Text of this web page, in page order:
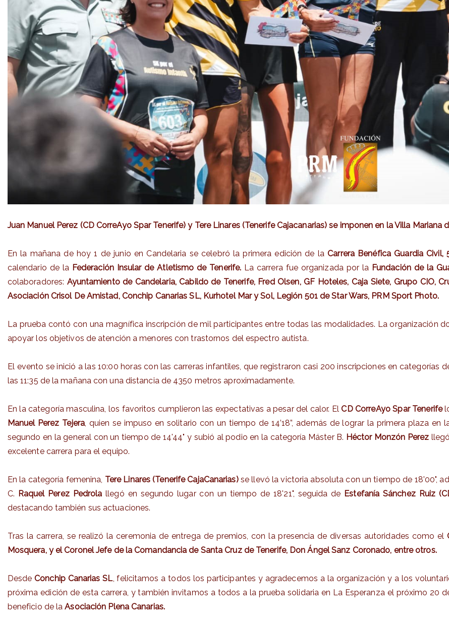
Juan Manuel Perez (CD CorreAyo Spar Tenerife) y Tere Linares (Tenerife Cajacanarias) se imponen en la Villa Mariana
En la mañana de hoy 1 de junio en Candelaria se celebró la primera edición de laCarrera Benéfica Guardia Civil,
calendario de la Federación Insular de Atletismo de Tenerife. La carrera fue organizada por la Fundación de la
colaboradores: Ayuntamiento de Candelaria, Cabildo de Tenerife, Fred Olsen, GF Hoteles, Caja Siete, Grupo CIO,
Asociación Crisol De Amistad, Conchip Canarias SL, Kurhotel Mar y Sol, Legión 501 de Star Wars, PRM Sport Photo.
La prueba contó con una magnífica inscripción de mil participantes entre todas las modalidades. La organización
apoyar los objetivos de atención a menores con trastornos del espectro autista.
El evento se inició a las 10:00 horas con las carreras infantiles, que registraron casi 200 inscripciones en categorías
las 11:35 de la mañana con una distancia de 4350 metros aproximadamente.
En la categoría masculina, los favoritos cumplieron las expectativas a pesar del calor. ElCD CorreAyo Spar Tenerife
Manuel Perez Tejera, quien se impuso en solitario con un tiempo de 14’18”, además de lograr la primera plaza en
segundo en la general con un tiempo de 14'44" y subió al podio en la categoría Máster B. Héctor Monzón Perez
excelente carrera para el equipo.
En la categoría femenina, Tere Linares (Tenerife CajaCanarias)se llevó la victoria absoluta con un tiempo de 18'00",
C. Raquel Perez Pedrola llegó en segundo lugar con un tiempo de 18'21", seguida de Estefanía Sánchez Ruiz
destacando también sus actuaciones.
Tras la carrera, se realizó la ceremonia de entrega de premios, con la presencia de diversas autoridades como el
Mosquera, y el Coronel Jefe de la Comandancia de Santa Cruz de Tenerife, Don Ángel Sanz Coronado, entre otros.
DesdeConchip Canarias SL, felicitamos a todos los participantes y agradecemos a la organización y a los
próxima edición de esta carrera, y también invitamos a todos a la prueba solidaria en La Esperanza el próximo 20
beneficio de laAsociación Plena Canarias.